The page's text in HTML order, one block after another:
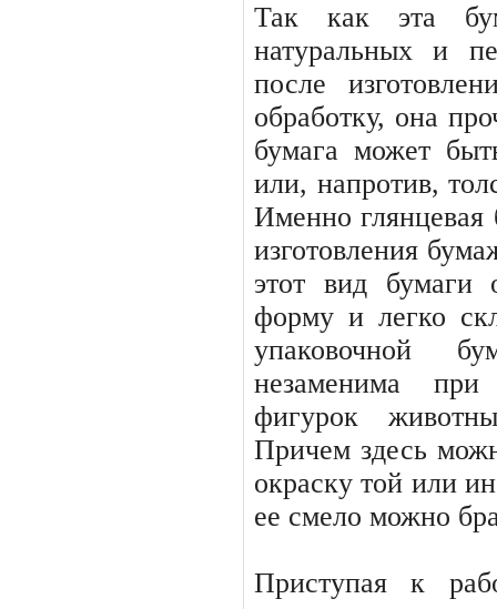
Так как эта
натуральных и
после
обработку, она
бумага может
или, напротив,
Именно глянцевая
изготовления
этот вид бумаги
форму и легко
упаковоч­ной
незаменима при
фигурок
Причем здесь
окраску той или
ее смело можно
Приступая к